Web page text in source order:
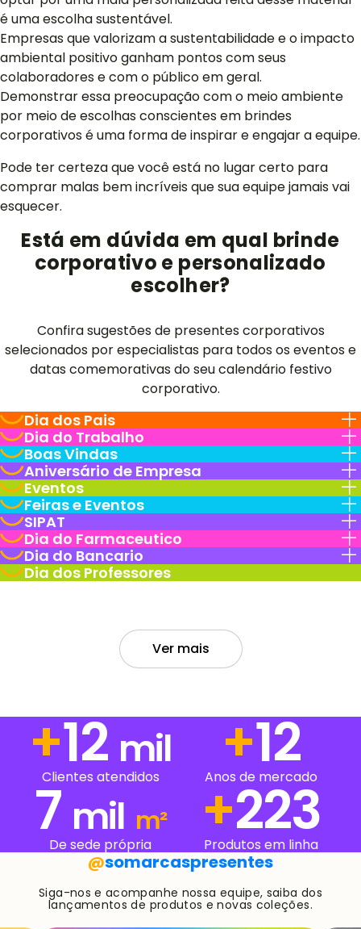
é uma escolha sustentável.
Empresas que valorizam a sustentabilidade e o impacto
ambiental positivo ganham pontos com seus
colaboradores e com o público em geral.
Demonstrar essa preocupação com o meio ambiente
por meio de escolhas conscientes em brindes
corporativos é uma forma de inspirar e engajar a equipe.
Pode ter certeza que você está no lugar certo para
comprar malas bem incríveis que sua equipe jamais vai
esquecer.
Está em dúvida em qual brinde
corporativo e personalizado
escolher?
Confira sugestões de presentes corporativos
selecionados por especialistas para todos os eventos e
datas comemorativas do seu calendário festivo
corporativo.
Dia dos Pais
Dia do Trabalho
Boas Vindas
Aniversário de Empresa
Eventos
Feiras e Eventos
SIPAT
Dia do Farmaceutico
Dia do Bancario
Dia dos Professores
Ver mais
+15
mil
Clientes atendidos
+15
Anos de mercado
7 mil m²
De sede própria +251
Produtos em linha
@somarcaspresentes